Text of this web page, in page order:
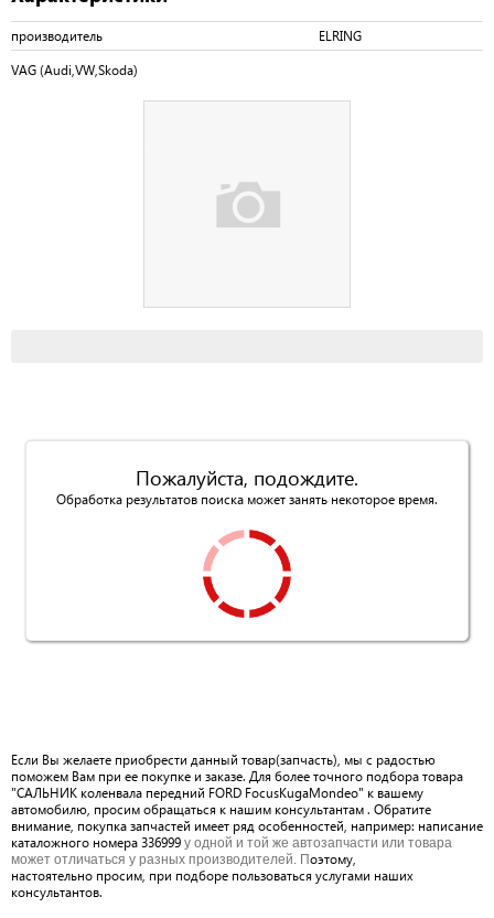
производитель ELRING
VAG (Audi,VW,Skoda)
Пожалуйста, подождите.
Обработка результатов поиска может занять некоторое время.
Если Вы желаете приобрести данный товар(запчасть), мы с радостью
поможем Вам при ее покупке и заказе. Для более точного подбора товара
"САЛЬНИК коленвала передний FORD FocusKugaMondeo" к вашему
автомобилю, просим обращаться к нашим консультантам . Обратите
внимание, покупка запчастей имеет ряд особенностей, например: написание
каталожного номера 336999 у одной и той же автозапчасти или товара
может отличаться у разных производителей. Поэтому,
настоятельно просим, при подборе пользоваться услугами наших
консультантов.